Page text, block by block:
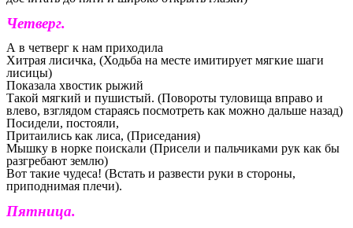
Четверг.
А в четверг к нам приходила
Хитрая лисичка, (Ходьба на месте имитирует мягкие шаги
лисицы)
Показала хвостик рыжий
Такой мягкий и пушистый. (Повороты туловища вправо и
влево, взглядом стараясь посмотреть как можно дальше назад)
Посидели, постояли,
Притаились как лиса, (Приседания)
Мышку в норке поискали (Присели и пальчиками рук как бы
разгребают землю)
Вот такие чудеса! (Встать и развести руки в стороны,
приподнимая плечи).
Пятница.